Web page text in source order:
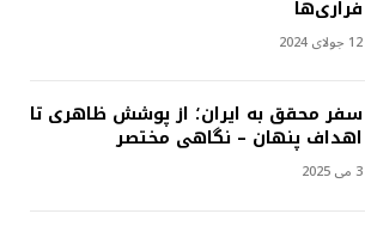
فراری‌ها
12 جولای 2024
سفر محقق به ایران؛ از پوشش ظاهری تا
اهداف پنهان – نگاهی مختصر
3 می 2025